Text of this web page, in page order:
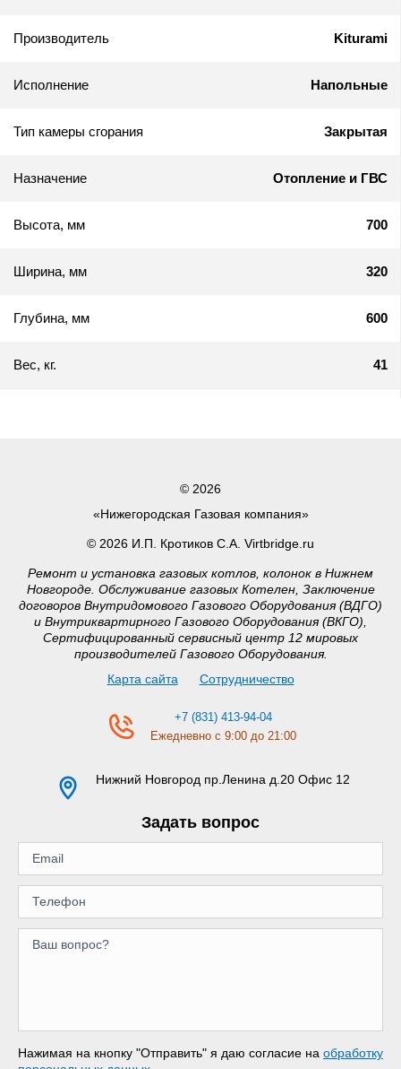
Производитель Kiturami
Исполнение Напольные
Тип камеры сгорания Закрытая
Назначение Отопление и ГВС
Высота, мм 700
Ширина, мм 320
Глубина, мм 600
Вес, кг. 41
© 2026
«Нижегородская Газовая компания»
© 2026 И.П. Кротиков С.А. Virtbridge.ru
Ремонт и установка газовых котлов, колонок в Нижнем
Новгороде. Обслуживание газовых Котелен, Заключение
договоров Внутридомового Газового Оборудования (ВДГО)
и Внутриквартирного Газового Оборудования (ВКГО),
Сертифицированный сервисный центр 12 мировых
производителей Газового Оборудования.
Карта сайта
Сотрудничество
+7 (831) 413-94-04
Ежедневно с 9:00 до 21:00
Нижний Новгород пр.Ленина д.20 Офис 12
Задать вопрос
Нажимая на кнопку "Отправить" я даю согласие на обработку